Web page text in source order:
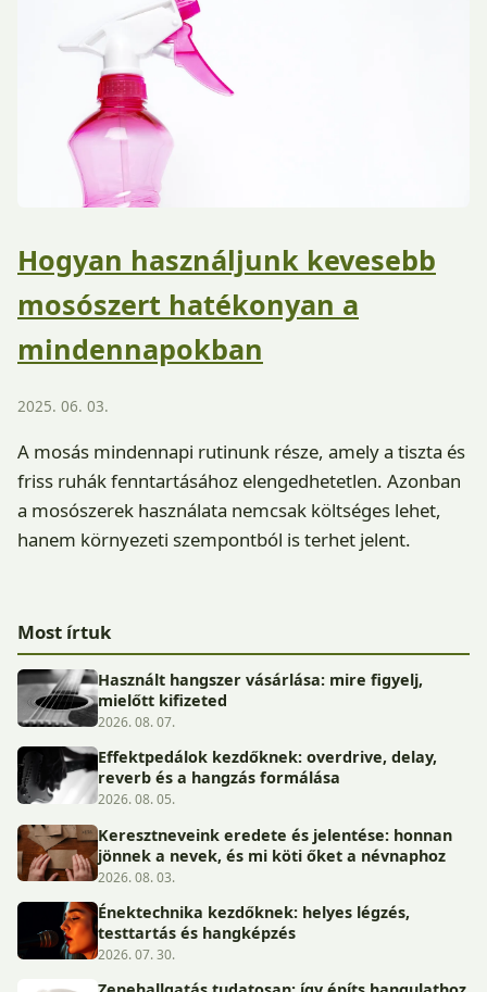
Hogyan használjunk kevesebb
mosószert hatékonyan a
mindennapokban
2025. 06. 03.
A mosás mindennapi rutinunk része, amely a tiszta és
friss ruhák fenntartásához elengedhetetlen. Azonban
a mosószerek használata nemcsak költséges lehet,
hanem környezeti szempontból is terhet jelent.
Most írtuk
Használt hangszer vásárlása: mire figyelj,
mielőtt kifizeted
2026. 08. 07.
Effektpedálok kezdőknek: overdrive, delay,
reverb és a hangzás formálása
2026. 08. 05.
Keresztneveink eredete és jelentése: honnan
jönnek a nevek, és mi köti őket a névnaphoz
2026. 08. 03.
Énektechnika kezdőknek: helyes légzés,
testtartás és hangképzés
2026. 07. 30.